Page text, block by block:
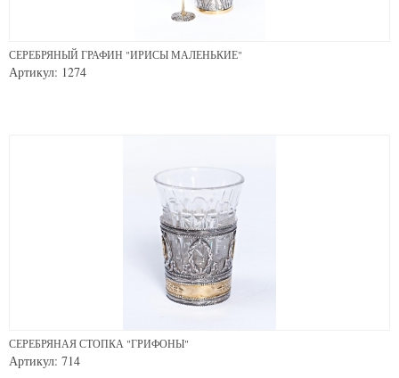
СЕРЕБРЯНЫЙ ГРАФИН "ИРИСЫ МАЛЕНЬКИЕ"
Артикул: 1274
СЕРЕБРЯНАЯ СТОПКА "ГРИФОНЫ"
Артикул: 714